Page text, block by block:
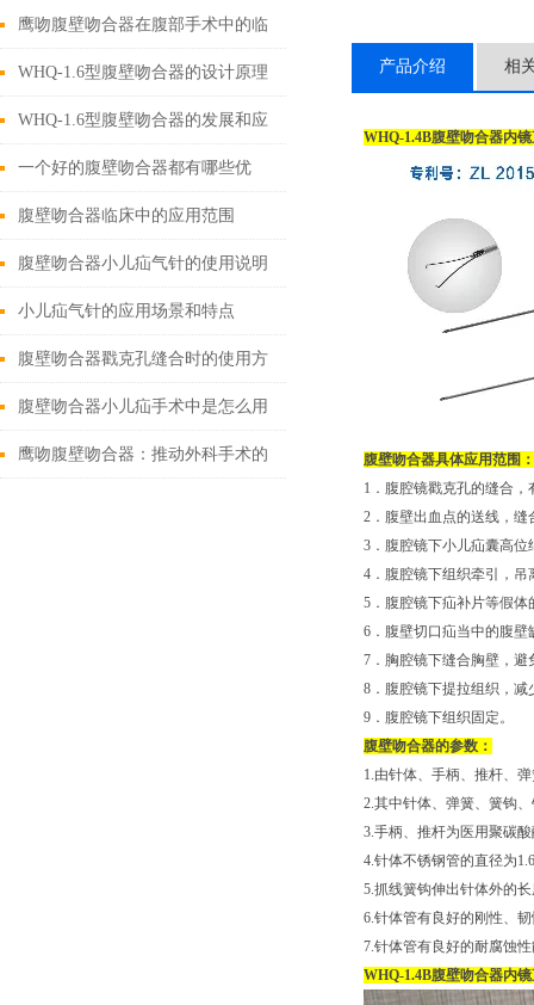
鹰吻腹壁吻合器在腹部手术中的临
床应用
WHQ-1.6型腹壁吻合器的设计原理
与应用
WHQ-1.6型腹壁吻合器的发展和应
用为外科手术领域带来了新的可能
性
一个好的腹壁吻合器都有哪些优
点？
腹壁吻合器临床中的应用范围
腹壁吻合器小儿疝气针的使用说明
小儿疝气针的应用场景和特点
腹壁吻合器戳克孔缝合时的使用方
法
腹壁吻合器小儿疝手术中是怎么用
的
鹰吻腹壁吻合器：推动外科手术的
产品介绍 相
WHQ-1.4B腹壁吻合器内
腹壁吻合器具体应用范围：
1．腹腔镜戳克孔的缝合
2．腹壁出血点的送线，
3．腹腔镜下小儿疝囊高
4．腹腔镜下组织牵引，吊
5．腹腔镜下疝补片等假体
6．腹壁切口疝当中的腹
7．胸腔镜下缝合胸壁，避
8．腹腔镜下提拉组织，减
9．腹腔镜下组织固定。
腹壁吻合器的参数：
1.由针体、手柄、推杆、
2.其中针体、弹簧、簧钩
3.手柄、推杆为医用聚碳
4.针体不锈钢管的直径为
5.抓线簧钩伸出针体外的
6.针体管有良好的刚性、
7.针体管有良好的耐腐蚀
WHQ-1.4B腹壁吻合器内